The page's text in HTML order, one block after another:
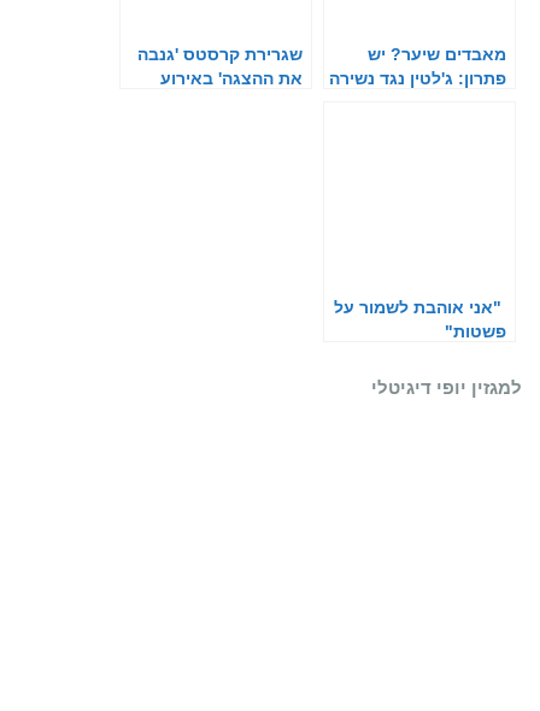
מאבדים שיער? יש
פתרון: ג'לטין נגד נשירה
שגרירת קרסטס 'גנבה
את ההצגה' באירוע
"אני אוהבת לשמור על
פשטות"
למגזין יופי דיגיטלי